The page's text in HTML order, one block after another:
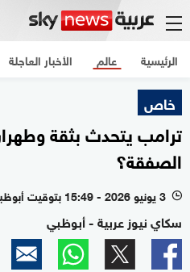
الرئيسية الأخبار العاجلة عالم
خاص
ترامب يتحدث بثقة
الصفقة؟
l 3 يونيو 2026 - 15:49 بتوقيت أبوظبي
سكاي نيوز عربية - أبوظبي